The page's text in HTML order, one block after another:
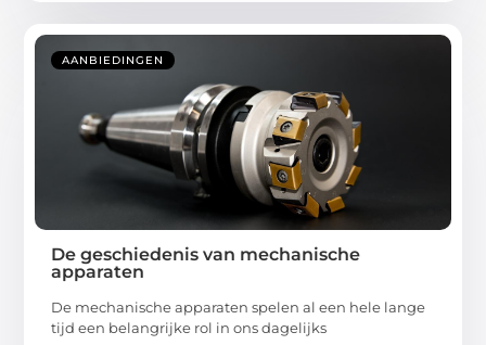
AANBIEDINGEN
De geschiedenis van mechanische
apparaten
De mechanische apparaten spelen al een hele lange
tijd een belangrijke rol in ons dagelijks